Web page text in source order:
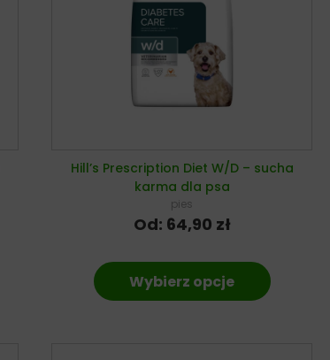
Hill’s Prescription Diet W/D – sucha
karma dla psa
pies
Od: 64,90 zł
Wybierz opcje